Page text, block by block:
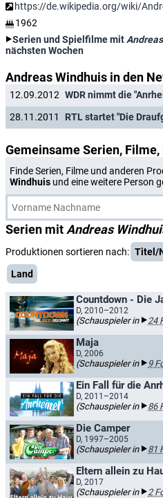
https://de.wikipedia.org/wiki/
1962
Serien und Spielfilme mit
nächsten Wochen
Andreas Windhuis in den
12.09.2012 WDR nimmt die
28.11.2011
Gemeinsame Serien,
Finde Serien, Filme und anderen
Windhuis und eine weitere Person
Serien mit Andreas
Produktionen sortieren nach: Titel/
Land
Countdown - Die
D, 2010–2012
(Schauspieler in 24
Maja
D, 2006
(Schauspieler in 9
Ein Fall für die
D, 2011–2014
(Schauspieler in 86
Die Camper
D, 1997–2005
(Schauspieler in 81
Eltern allein zu
D, 2017
(Schauspieler in 2